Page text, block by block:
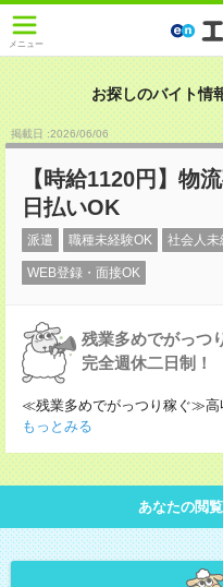
メニュー
お探しのバイト情
掲載日 :2026/06/06
【時給1120円】物
日払いOK
派遣 職種未経験OK 社会人未
WEB登録・面接OK
残業多めでがっつ
完全週休二日制！
≪残業多めでがっつり稼ぐ≫高
もっとみる
あなたの閲